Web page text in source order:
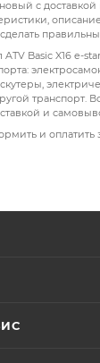
с
Basic X16 e-
транспорт.
и
и оплатить